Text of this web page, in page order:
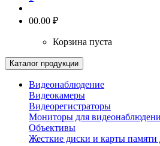
00.00 ₽
Корзина пуста
Каталог продукции
Видеонаблюдение
Видеокамеры
Видеорегистраторы
Мониторы для
Объективы
Жесткие диски и карты